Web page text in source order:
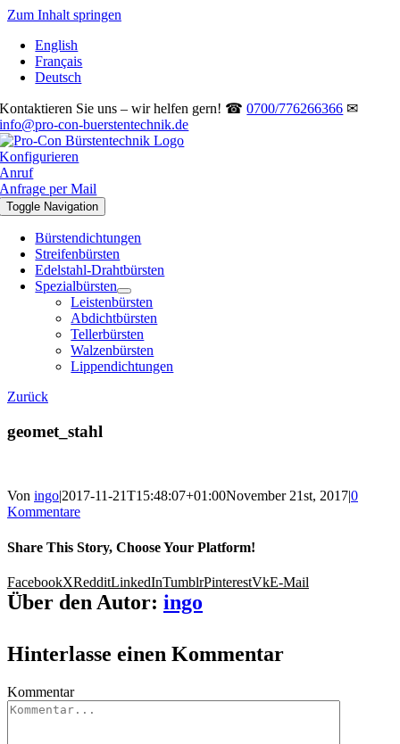
Zum Inhalt springen
English
Français
Deutsch
Kontaktieren Sie uns – wir helfen gern! ☎0700/776266366 ✉
info@pro-con-buerstentechnik.de
Konfigurieren
Anruf
Anfrage per Mail
Toggle Navigation
Bürstendichtungen
Streifenbürsten
Edelstahl-Drahtbürsten
Spezialbürsten
Leistenbürsten
Abdichtbürsten
Tellerbürsten
Walzenbürsten
Lippendichtungen
Zurück
geomet_stahl
Von ingo|2017-11-21T15:48:07+01:00November 21st, 2017|0
Kommentare
Share This Story, Choose Your Platform!
FacebookXRedditLinkedInTumblrPinterestVkE-Mail
Über den Autor: ingo
Hinterlasse einen Kommentar
Kommentar